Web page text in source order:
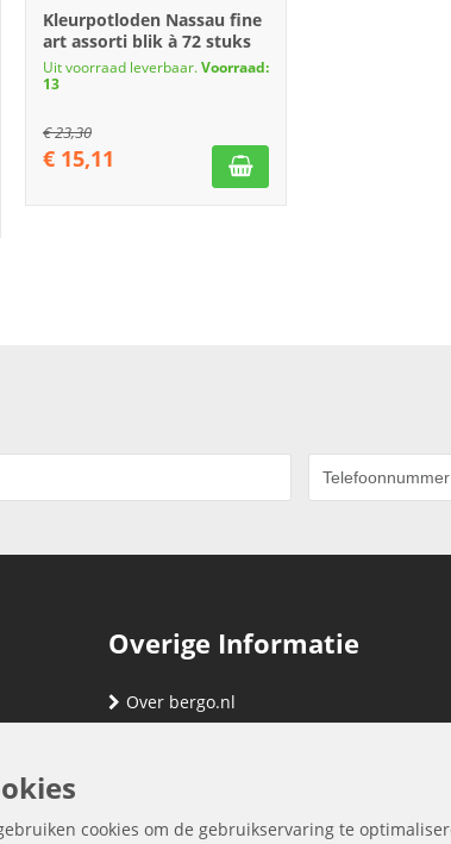
Kleurpotloden Nassau fine
art assorti blik à 72 stuks
Uit voorraad leverbaar.Voorraad:
13
€23,30
€ 15,11
Overige Informatie
Over bergo.nl
cookies om de gebruikservaring te